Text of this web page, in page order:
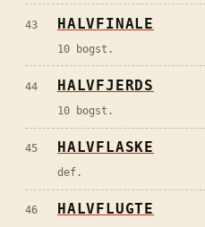
43 HALVFINALE
10 bogst.
44 HALVFJERDS
10 bogst.
45 HALVFLASKE
def.
46 HALVFLUGTE